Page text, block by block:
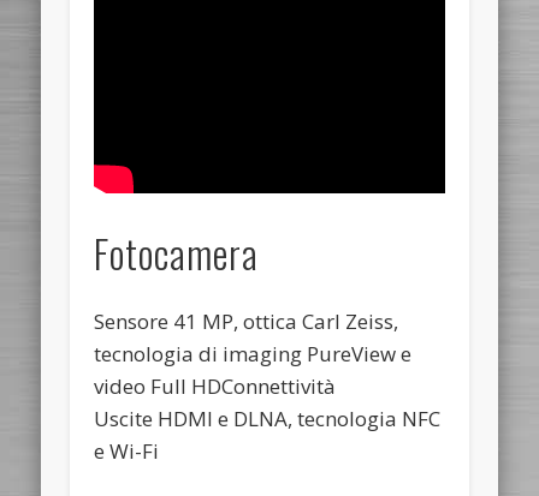
Fotocamera
Sensore 41 MP, ottica Carl Zeiss,
tecnologia di imaging PureView e
video Full HDConnettività
Uscite HDMI e DLNA, tecnologia NFC
e Wi-Fi